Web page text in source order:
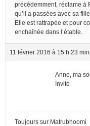
précédemment, réclame à
qu’il a passées avec sa
Elle est rattrapée et pour
enchaînée dans l’étable.
11 février 2016 à 15 h 23 min
Anne, ma
Invité
Toujours sur Matrubhoomi